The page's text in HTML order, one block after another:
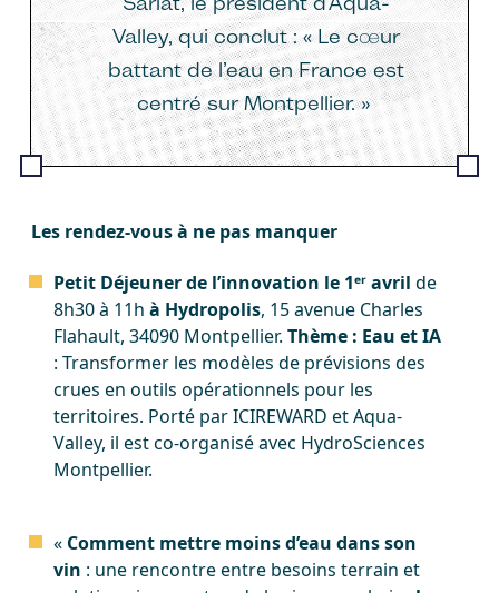
Valley, qui conclut : « Le cœur
battant de l’eau en France est
centré sur Montpellier. »
Les rendez-vous à ne pas manquer
Petit Déjeuner de l’innovation le 1ᵉʳ avril de
8h30 à 11h à Hydropolis, 15 avenue Charles
Flahault, 34090 Montpellier. Thème : Eau et IA
: Transformer les modèles de prévisions des
crues en outils opérationnels pour les
territoires. Porté par ICIREWARD et Aqua-
Valley, il est co-organisé avec HydroSciences
Montpellier.
« Comment mettre moins d’eau dans son
vin : une rencontre entre besoins terrain et